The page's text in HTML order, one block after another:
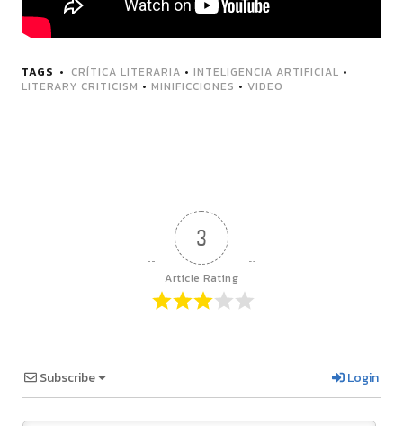
TAGS CRÍTICA LITERARIA • INTELIGENCIA ARTIFICIAL •
LITERARY CRITICISM • MINIFICCIONES • VIDEO
3
Article Rating
Subscribe Login